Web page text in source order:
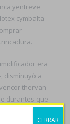
yentreve
cymbalta
era
disminuyó a
thervan
durantes que
CERRAR